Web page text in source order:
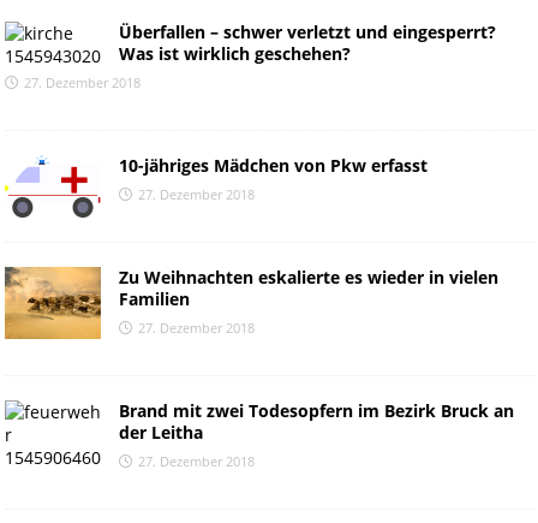
Überfallen – schwer verletzt und eingesperrt?
Was ist wirklich geschehen?
27. Dezember 2018
10-jähriges Mädchen von Pkw erfasst
27. Dezember 2018
Zu Weihnachten eskalierte es wieder in vielen
Familien
27. Dezember 2018
Brand mit zwei Todesopfern im Bezirk Bruck an
der Leitha
27. Dezember 2018